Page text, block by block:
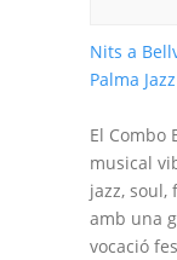
Nits a
Palma
El Combo
musical
jazz,
amb una
vocació